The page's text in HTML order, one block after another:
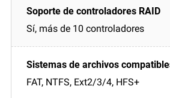
Sí, más de 10 controladores
FAT, NTFS, Ext2/3/4, HFS+